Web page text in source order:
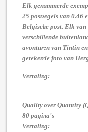
Elk genummerde
25 postzegels van 0.46
Belgische post. Elk van
verschillende
avonturen van Tintin
getekende foto van
Vertaling:
Quality over Quantity
80 pagina's
Vertaling: